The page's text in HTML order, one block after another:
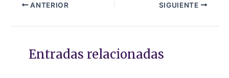
ANTERIOR SIGUIENTE
Entradas relacionadas